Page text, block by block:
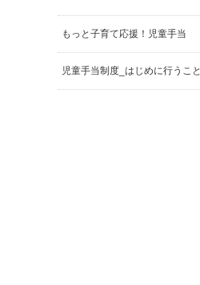
もっと子育て応援！児童手当
児童手当制度_はじめに行うこと